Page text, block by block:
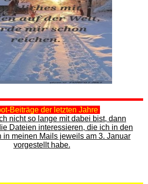
Beiträge der letzten Jahre
nicht so lange mit dabei bist, dann
Dateien interessieren, die ich in den
in meinen Mails jeweils am 3. Januar
vorgestellt habe.